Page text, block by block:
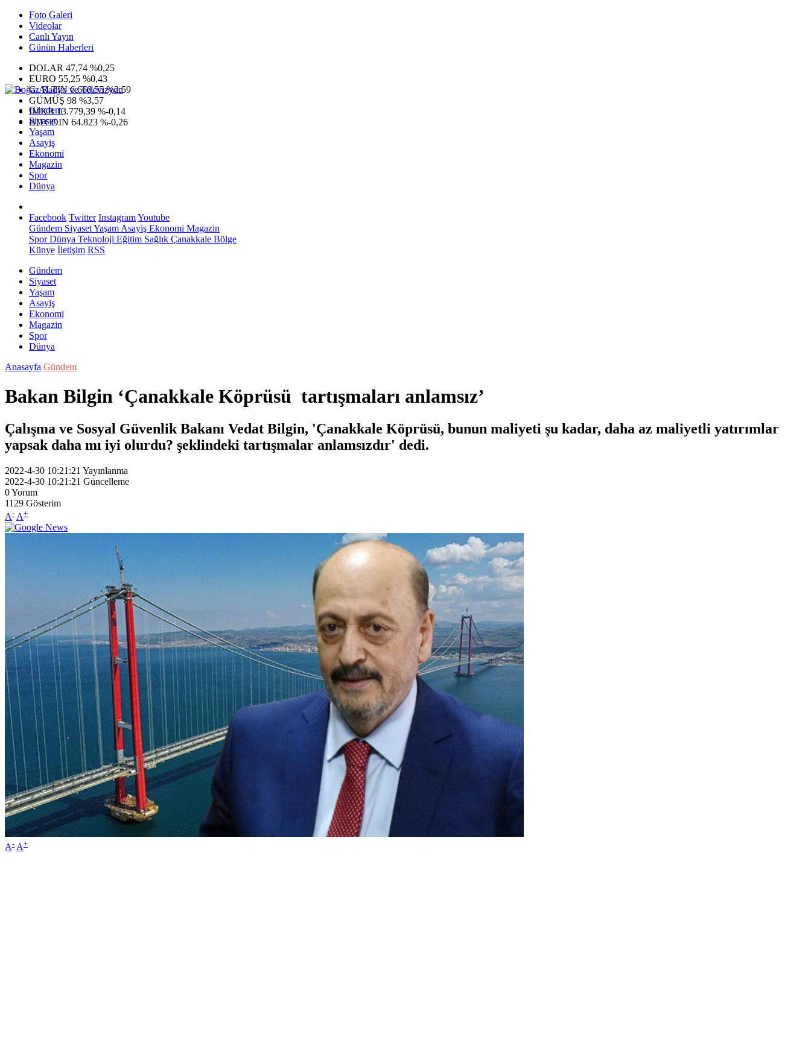
Foto Galeri
Videolar
Canlı Yayın
Günün Haberleri
DOLAR 47,74 %0,25
EURO 55,25 %0,43
G.ALTIN6.660,55 %2,59
GÜMÜŞ 98 %3,57
IMKB13.779,39 %-0,14
BITCOIN 64.823 %-0,26
Gündem
Siyaset
Yaşam
Asayiş
Ekonomi
Magazin
Spor
Dünya
Facebook Twitter InstagramYoutube
Gündem SiyasetYaşam Asayiş Ekonomi Magazin
SporDünya Teknoloji Eğitim Sağlık Çanakkale Bölge
Künye İletişim RSS
Gündem
Siyaset
Yaşam
Asayiş
Ekonomi
Magazin
Spor
Dünya
Anasayfa Gündem
Bakan Bilgin ‘Çanakkale Köprüsü tartışmaları anlamsız’
Çalışma ve Sosyal Güvenlik Bakanı Vedat Bilgin, 'Çanakkale Köprüsü, bunun maliyeti şu kadar, daha az maliyetli yatırımlar
yapsak daha mı iyi olurdu? şeklindeki tartışmalar anlamsızdır' dedi.
2022-4-30 10:21:21 Yayınlanma
2022-4-30 10:21:21 Güncelleme
0Yorum
1129 Gösterim
A- A+
A- A+